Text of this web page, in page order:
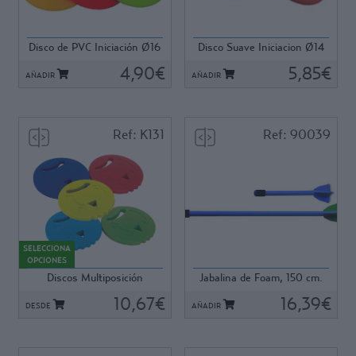
Disco de PVC Iniciación Ø16
AÑADIR 4,90€
flexibles, forma ergonómica,
DIMENSIONES. Diámetro 16
cm. peso 200 grs.
Disco Suave Iniciacion Ø14
AÑADIR 5,85€
flexible.
cm, peso 300 grs
Ref: K131
SELECCIONA
OPCIONES
Discos Multiposición
DESDE 10,67€
Ref: K131
Diseñado para conseguir una
progresión en el aprendizaje
del lanzamiento de disco en
tres pasos. Fabricado en
suave PVC. Ø 20 cm.
Paso 1 - Agarre seguro y fácil
mediante el hueco en forma
Ref: 90039
Jabalina de Foam, 150 cm.
AÑADIR 16,39€
manera divertida de iniciar en
el lanzamiento de jabalina a
los escolares. Fabricadas en
foam, con punta de seguridad.